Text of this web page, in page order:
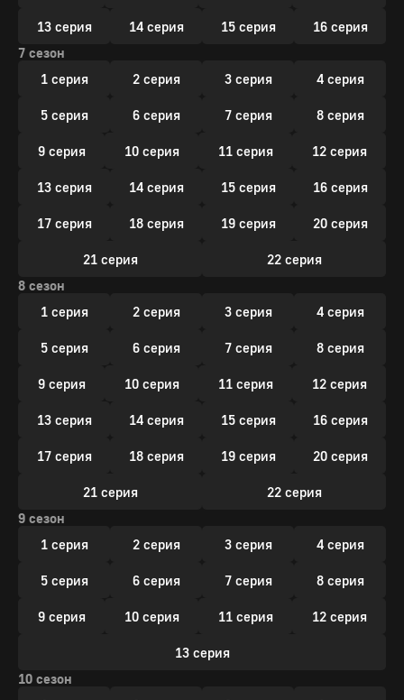
13 серия 14 серия 15 серия
16 серия
7 сезон
1 серия
2 серия 3 серия 4 серия
5 серия 6 серия 7 серия 8 серия
9 серия 10 серия 11 серия 12 серия
13 серия 14 серия 15 серия 16 серия
17 серия 18 серия 19 серия 20 серия
21 серия
22 серия
8 сезон
1 серия
2 серия 3 серия 4 серия
5 серия 6 серия 7 серия 8 серия
9 серия 10 серия 11 серия 12 серия
13 серия 14 серия 15 серия 16 серия
17 серия 18 серия 19 серия 20 серия
21 серия
22 серия
9 сезон
1 серия
2 серия 3 серия 4 серия
5 серия 6 серия 7 серия 8 серия
9 серия 10 серия 11 серия 12 серия
13 серия
10 сезон